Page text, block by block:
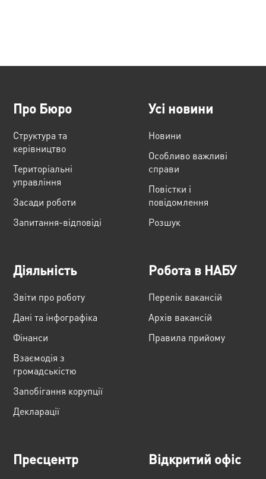
Про Бюро
Структура та
керівництво
Територіальні
управління
Засади роботи
Запитання-відповіді
Усі новини
Новини
Особливо важливі
справи
Повістки і
повідомлення
Розшук
Діяльність
Звіти про роботу
Дані та інфографіка
Фінанси
Взаємодія з
громадськістю
Запобігання корупції
Декларації
Робота в НАБУ
Перелік вакансій
Архів вакансій
Правила прийому
Пресцентр Відкритий офіс